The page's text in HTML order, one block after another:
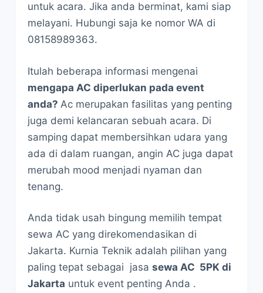
untuk acara. Jika anda berminat, kami siap
melayani. Hubungi saja ke nomor WA di
08158989363.
Itulah beberapa informasi mengenai
mengapa AC diperlukan pada event
anda? Ac merupakan fasilitas yang penting
juga demi kelancaran sebuah acara. Di
samping dapat membersihkan udara yang
ada di dalam ruangan, angin AC juga dapat
merubah mood menjadi nyaman dan
tenang.
Anda tidak usah bingung memilih tempat
sewa AC yang direkomendasikan di
Jakarta. Kurnia Teknik adalah pilihan yang
paling tepat sebagai jasa sewa AC 5PK di
Jakarta untuk event penting Anda .